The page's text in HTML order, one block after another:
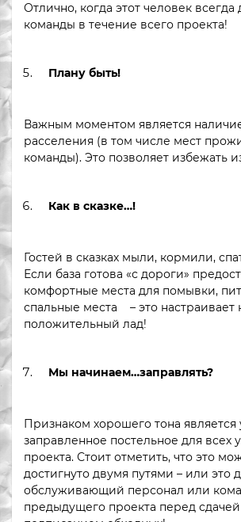
Отлично, когда этот человек всегда
команды в течение всего проекта!
Плану быть!
Важным моментом является
расселения (в том числе мест
команды). Это позволяет избежать
Как в сказке…!
Гостей в сказках мыли, кормили,
Если база готова «с дороги»
комфортные места для помывки,
спальные места – это настраивает
положительный лад!
Мы начинаем…заправлять?
Признаком хорошего тона является
заправленное постельное для всех
проекта. Стоит отметить, что это
достигнуто двумя путями – или это
обслуживающий персонал или
предыдущего проекта перед